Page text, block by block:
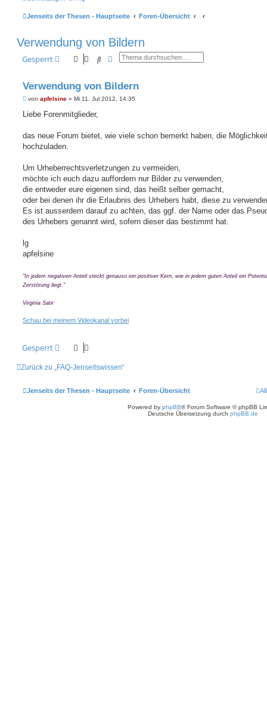
Jenseits der Thesen - Hauptseite Foren-Übersicht
Verwendung von Bildern
Gesperrt SucheErweiterte Suche
Verwendung von Bildern
B
a
von apfelsine » Mi 11. Jul 2012, 14:35
Liebe Forenmitglieder,
das neue Forum bietet, wie viele schon bemerkt haben, die
hochzuladen.
Um Urheberrechtsverletzungen zu vermeiden,
möchte ich euch dazu auffordern nur Bilder zu verwenden,
die entweder eure eigenen sind, das heißt selber gemacht,
oder bei denen ihr die Erlaubnis des Urhebers habt, diese zu
Es ist ausserdem darauf zu achten, das ggf. der Name oder das
des Urhebers genannt wird, sofern dieser das bestimmt hat.
lg
apfelsine
"In jedem negativen Anteil steckt genauso ein positiver Kern, wie in jedem guten Anteil ein
Zerstörung liegt."
Virginia Satir
Schau bei meinem Videokanal vorbei
Gesperrt
Zurück zu „FAQ-Jenseitswissen“
Jenseits der Thesen - Hauptseite Foren-Übersicht
Powered by phpBB® Forum Software © phpBB
Deutsche Übersetzung durch phpBB.de